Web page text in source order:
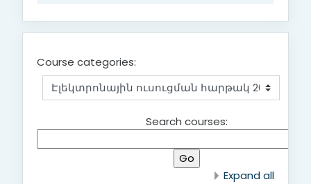
Course categories:
Expand all